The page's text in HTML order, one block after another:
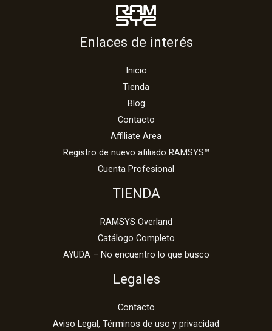
Enlaces de interés
Inicio
Tienda
Blog
Contacto
Affiliate Area
Registro de nuevo afiliado RAMSYS™
Cuenta Profesional
TIENDA
RAMSYS Overland
Catálogo Completo
AYUDA – No encuentro lo que busco
Legales
Contacto
Aviso Legal, Términos de uso y privacidad